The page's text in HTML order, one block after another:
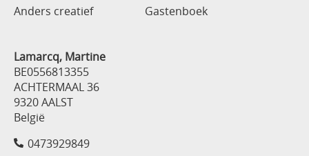
Anders creatief
Gastenboek
Lamarcq, Martine
BE0556813355
ACHTERMAAL 36
9320 AALST
België
0473929849